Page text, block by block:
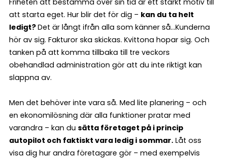
Friheten att bestämma över sin tid är ett starkt motiv till
att starta eget. Hur blir det för dig – kan du ta helt
ledigt? Det är långt ifrån alla som känner så…Kunderna
hör av sig. Fakturor ska skickas. Kvittona hopar sig. Och
tanken på att komma tillbaka till tre veckors
obehandlad administration gör att du inte riktigt kan
slappna av.
Men det behöver inte vara så. Med lite planering – och
en ekonomilösning där alla funktioner pratar med
varandra – kan du sätta företaget på i princip
autopilot och faktiskt vara ledig i sommar. Låt oss
visa dig hur andra företagare gör – med exempelvis